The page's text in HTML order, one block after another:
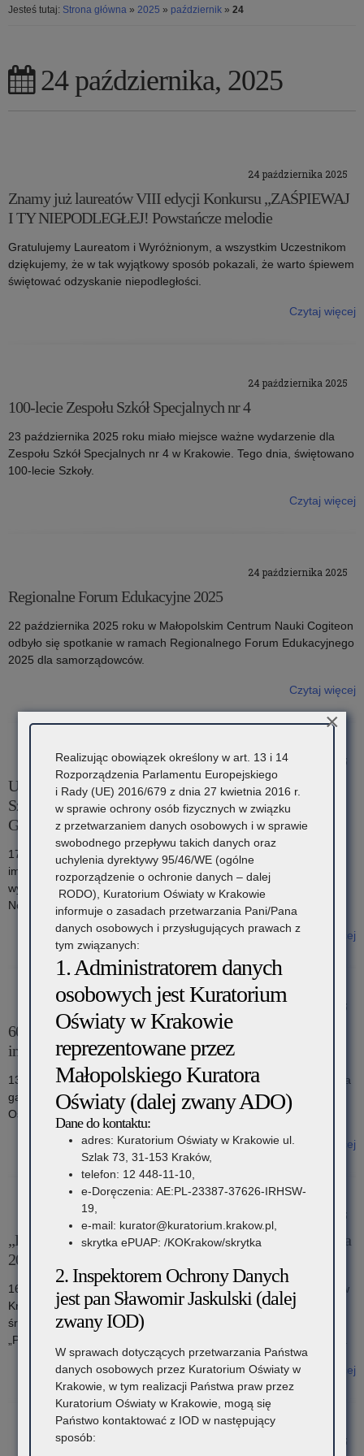
Jesteś tutaj: Strona główna » 2025 » październik » 24
24 października, 2025
24 października 2025
Znamy już laureatów VIII edycji Konkursu „ZAŚPIEWAJ
I TY NIEPODLEGŁEJ! Powstańcze melodie
Gratulujemy Laureatom i Wyróżnionym, a wszystkim Uczestnikom
dziękujemy, że w tak wyjątkowy sposób pokazali, że warto śpiewem
świętować odzyskanie niepodległości.
Czytaj więcej
24 października 2025
100-lecie Zespołu Szkół Specjalnych nr 4
23 października 2025 roku miało miejsce ważne wydarzenie dla
Zespołu Szkół Specjalnych nr 4 w Krakowie. Tego dnia, świętowano
100-lecie Szkoły.
Czytaj więcej
24 października 2025
Regionalne Forum Edukacyjne 2025
22 października 2025 roku w Małopolskim Centrum Nauki Cogiteon
odbyło się spotkanie w ramach Regionalnego Forum Edukacyjnego
2025 dla samorządowców.
Czytaj więcej
o: Regionalne Forum Edukacyjne 2025
24 października 2025
Uroczystość przekazania Nowego Sztandaru w Zespole
Szkół Ponadpodstawowych im. Wincentego Witosa w
Giebułtowie
17 października 2025 roku w Zespole Szkół Ponadpodstawowych
im. Wincentego Witosa w Giebułtowie obchodzono ważne
wydarzenie dla społeczności szkolnej – uroczystość przekazania
Nowego Sztandaru połączoną ze ślubowaniem klas pierwszych.
Czytaj więcej
o: Uroczystość przekazania Nowego Sztandaru w Zespole Szkół
Ponadpodstawowych im. Wincentego Witosa w Giebułtowie
24 października 2025
60-lecie Krakowskiego Szkolnego Ośrodka Sportowego
im. „Szarych Szeregów”
13 października 2025 roku w Hotelu Hampton odbyła się uroczysta
gala jubileuszowa z okazji 60-lecia Krakowskiego Szkolnego
Ośrodka Sportowego im. „Szarych Szeregów”.
Czytaj więcej
o: 60-lecie Krakowskiego Szkolnego Ośrodka Sportowego im.
24 października 2025
„Poznaj nas! Małopolskie spotkanie z mundurem – Policja
2025”
16 października 2025 roku w siedzibie Oddziału Prewencji Policji w
Krakowie 463 uczniów z klas o profilu mundurowym z 16 szkół
średnich z Małopolski wzięło udział w Dniu Otwartym pod hasłem
„Poznaj nas! VI małopolskie spotkania z mundurem, Policja 2025”.
Czytaj więcej
o: „Poznaj nas! Małopolskie spotkanie z mundurem – Policja 2025”
24 października 2025
Realizując obowiązek określony w art. 13 i 14
Rozporządzenia Parlamentu Europejskiego
i Rady (UE) 2016/679 z dnia 27 kwietnia 2016 r.
w sprawie ochrony osób fizycznych w związku
z przetwarzaniem danych osobowych i w sprawie
swobodnego przepływu takich danych oraz
uchylenia dyrektywy 95/46/WE (ogólne
rozporządzenie o ochronie danych – dalej
RODO), Kuratorium Oświaty w Krakowie
informuje o zasadach przetwarzania Pani/Pana
danych osobowych i przysługujących prawach z
tym związanych:
1. Administratorem danych
osobowych jest Kuratorium
Oświaty w Krakowie
reprezentowane przez
Małopolskiego Kuratora
Oświaty (dalej zwany ADO)
Dane do kontaktu:
adres: Kuratorium Oświaty w Krakowie ul.
Szlak 73, 31-153 Kraków,
telefon: 12 448-11-10,
e-Doręczenia: AE:PL-23387-37626-IRHSW-
19,
e-mail: kurator@kuratorium.krakow.pl,
skrytka ePUAP: /KOKrakow/skrytka
2. Inspektorem Ochrony Danych
jest pan Sławomir Jaskulski (dalej
zwany IOD)
W sprawach dotyczących przetwarzania Państwa
danych osobowych przez Kuratorium Oświaty w
Krakowie, w tym realizacji Państwa praw przez
Kuratorium Oświaty w Krakowie, mogą się
Państwo kontaktować z IOD w następujący
sposób:
×